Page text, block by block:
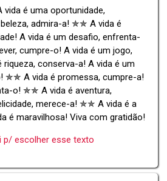
é uma oportunidade,
admira-a! ✯✯ A vida é
A vida é um desafio, enfrenta-
cumpre-o! A vida é um jogo,
conserva-a! A vida é um
✯✯ A vida é promessa, cumpre-a!
o! ✯✯ A vida é aventura,
merece-a! ✯✯ A vida é a
é maravilhosa! Viva com gratidão!
p/ escolher esse texto